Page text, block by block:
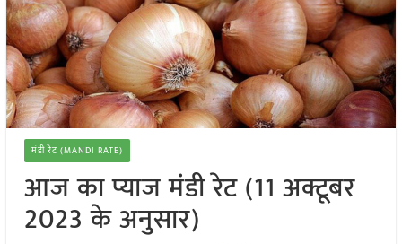
मंडी रेट (MANDI RATE)
आज का प्याज मंडी रेट (11 अक्टूबर
2023 के अनुसार)